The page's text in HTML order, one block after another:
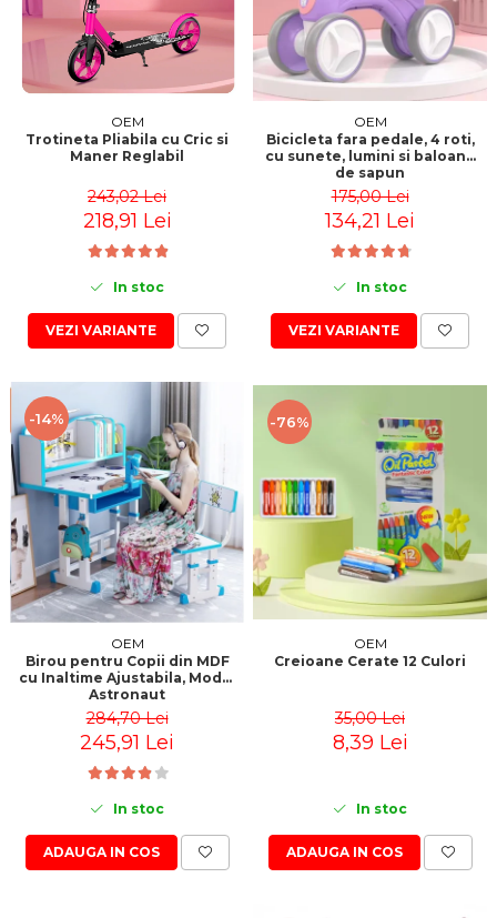
Jucarii motricitate
Micul explorator
Nisip kinetic
Pictura, modelaj si accesorii
Tarcuri si corturi
Tarc joaca copii
Tarc joaca bebe
Tarc joaca cu bile
OEM
Trotineta Pliabila cu Cric si
Maner Reglabil
243,02 Lei
218,91 Lei
In stoc
VEZI VARIANTE
OEM
Bicicleta fara pedale, 4 roti,
cu sunete, lumini si baloane
de sapun
175,00 Lei
134,21 Lei
In stoc
VEZI VARIANTE
-14%
OEM
Birou pentru Copii din MDF
cu Inaltime Ajustabila, Model
Astronaut
284,70 Lei
245,91 Lei
In stoc
ADAUGA IN COS
-76%
OEM
Creioane Cerate 12 Culori
35,00 Lei
8,39 Lei
In stoc
ADAUGA IN COS